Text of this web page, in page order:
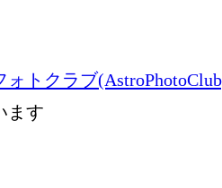
ォトクラブ
ます